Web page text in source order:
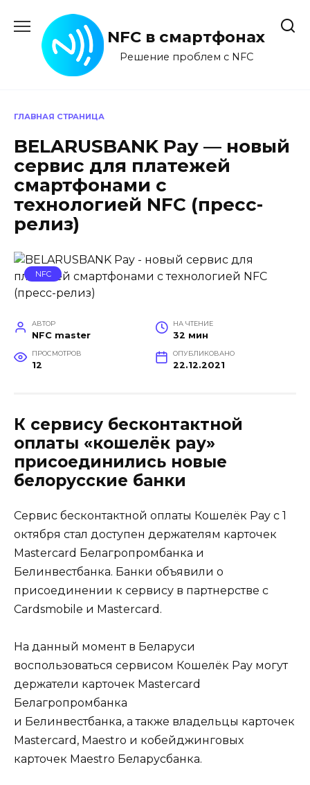
содержанию
NFC в смартфонах
Решение проблем с NFC
ГЛАВНАЯ СТРАНИЦА
BELARUSBANK Pay — новый
сервис для платежей
смартфонами с
технологией NFC (пресс-
релиз)
NFC
АВТОР
NFC master
НА ЧТЕНИЕ
32 мин
ПРОСМОТРОВ
12
ОПУБЛИКОВАНО
22.12.2021
К сервису бесконтактной
оплаты «кошелёк pay»
присоединились новые
белорусские банки
Сервис бесконтактной оплаты Кошелёк Pay с 1
октября стал доступен держателям карточек
Mastercard Белагропромбанка и
Белинвестбанка. Банки объявили о
присоединении к сервису в партнерстве с
Cardsmobile и Mastercard.
На данный момент в Беларуси
воспользоваться сервисом Кошелёк Pay могут
держатели карточек Mastercard
Белагропромбанка
и Белинвестбанка, а также владельцы карточек
Mastercard, Maestro и кобейджинговых
карточек Maestro Беларусбанка.